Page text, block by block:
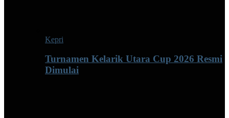
Kepri
Turnamen Kelarik Utara Cup 2026 Resmi
Dimulai